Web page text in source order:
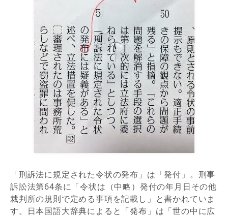
「刑訴法に規定された令状の発布」は「発付」。刑事
訴訟法第64条に「令状は（中略）発付の年月日その他
裁判所の規則で定める事項を記載し」と書かれていま
す。日本国語大辞典によると「発布」は「世の中に広